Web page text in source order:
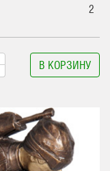
2
В КОРЗИНУ